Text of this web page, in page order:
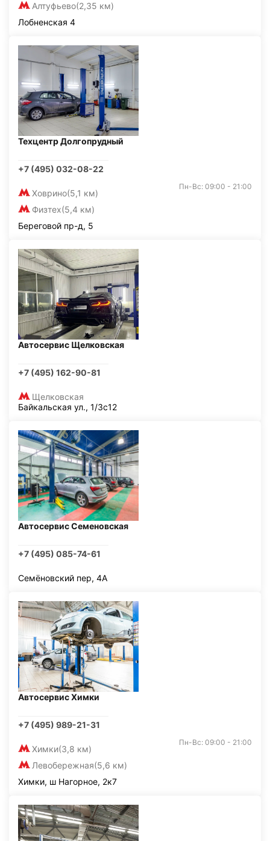
Алтуфьево(2,35 км)
Лобненская 4
Техцентр Долгопрудный
+7 (495) 032-08-22
Ховрино(5,1 км)
Физтех(5,4 км)
Пн-Вс: 09:00 - 21:00
Береговой пр-д, 5
Автосервис Щелковская
+7 (495) 162-90-81
Щелковская
Байкальская ул., 1/3с12
Автосервис Семеновская
+7 (495) 085-74-61
Семёновский пер, 4А
Автосервис Химки
+7 (495) 989-21-31
Химки(3,8 км)
Левобережная(5,6 км)
Пн-Вс: 09:00 - 21:00
Химки, ш Нагорное, 2к7